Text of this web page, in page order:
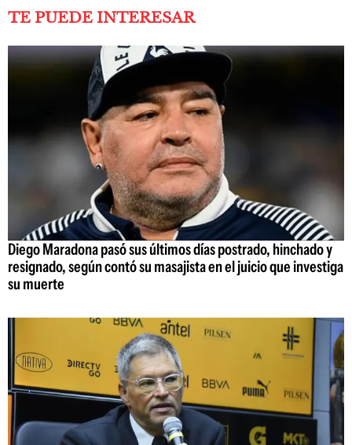
TE PUEDE INTERESAR
Diego Maradona pasó sus últimos días postrado, hinchado y
resignado, según contó su masajista en el juicio que investiga
su muerte